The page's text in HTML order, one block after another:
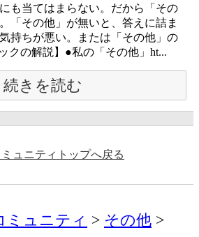
も当てはまらない。だから「その
「その他」が無いと、答えに詰ま
持ちが悪い。または「その他」の
クの解説】●私の「その他」ht...
続きを読む
ミュニティトップへ戻る
ミュニティ
その他